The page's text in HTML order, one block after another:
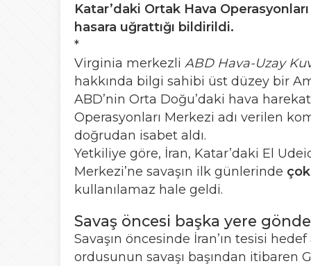
Katar’daki Ortak Hava
hasara uğrattığı bildirildi.
*
Virginia merkezli ABD Hava-Uzay
hakkında bilgi sahibi üst düzey bir
ABD’nin Orta Doğu’daki hava
Operasyonları Merkezi adı verilen
doğrudan isabet aldı.
Yetkiliye göre, İran, Katar’daki El
Merkezi’ne savaşın ilk günlerinde çok
kullanılamaz hale geldi.
Savaş öncesi başka yere
Savaşın öncesinde İran’ın tesisi
ordusunun savaşı başından itibaren